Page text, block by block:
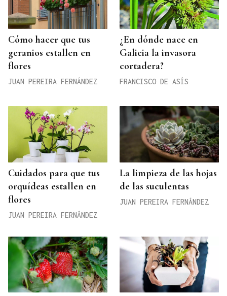
Cómo hacer que tus
geranios estallen en
flores
JUAN PEREIRA FERNÁNDEZ
¿En dónde nace en
Galicia la invasora
cortadera?
FRANCISCO DE ASÍS
Cuidados para que tus
orquídeas estallen en
flores
JUAN PEREIRA FERNÁNDEZ
La limpieza de las hojas
de las suculentas
JUAN PEREIRA FERNÁNDEZ